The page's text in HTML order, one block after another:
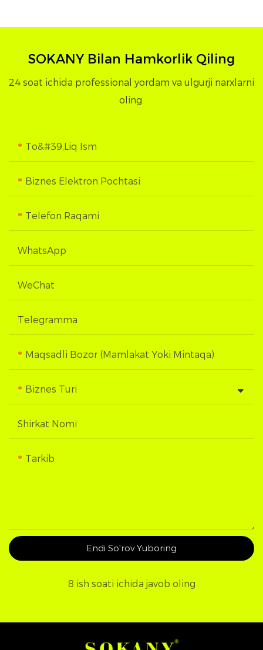
SOKANY Bilan Hamkorlik Qiling
24 soat ichida professional yordam va ulgurji narxlarni
oling.
To&#39;liq Ism
Biznes Elektron Pochtasi
Telefon Raqami
WhatsApp
WeChat
Telegramma
Maqsadli Bozor (mamlakat Yoki Mintaqa)
Biznes Turi
Shirkat Nomi
Tarkib
Endi So'rov Yuboring
8 ish soati ichida javob oling